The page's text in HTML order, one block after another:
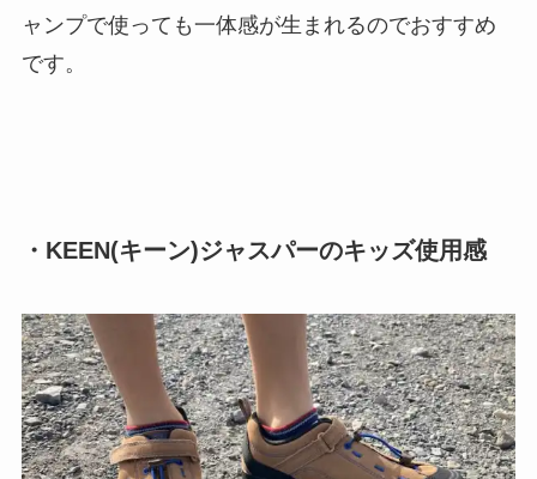
ャンプで使っても一体感が生まれるのでおすすめ
です。
・KEEN(キーン)ジャスパーのキッズ使用感